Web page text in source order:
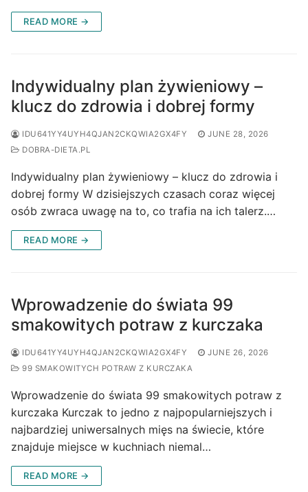
READ MORE →
Indywidualny plan żywieniowy –
klucz do zdrowia i dobrej formy
IDU641YY4UYH4QJAN2CKQWIA2GX4FY
JUNE 28, 2026
DOBRA-DIETA.PL
Indywidualny plan żywieniowy – klucz do zdrowia i
dobrej formy W dzisiejszych czasach coraz więcej
osób zwraca uwagę na to, co trafia na ich talerz.…
READ MORE →
Wprowadzenie do świata 99
smakowitych potraw z kurczaka
IDU641YY4UYH4QJAN2CKQWIA2GX4FY
JUNE 26, 2026
99 SMAKOWITYCH POTRAW Z KURCZAKA
Wprowadzenie do świata 99 smakowitych potraw z
kurczaka Kurczak to jedno z najpopularniejszych i
najbardziej uniwersalnych mięs na świecie, które
znajduje miejsce w kuchniach niemal…
READ MORE →